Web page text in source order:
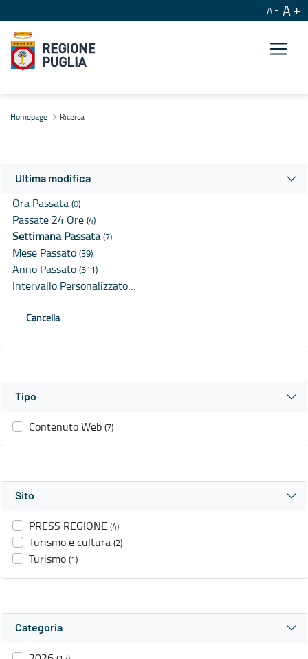
A A
Homepage Ricerca
Ultima modifica
Ora Passata (0)
Passate 24 Ore (4)
Settimana Passata(7)
Mese Passato (39)
Anno Passato (511)
Intervallo Personalizzato…
Cancella
Tipo
Contenuto Web (7)
Sito
PRESS REGIONE (4)
Turismo e cultura (2)
Turismo (1)
Categoria